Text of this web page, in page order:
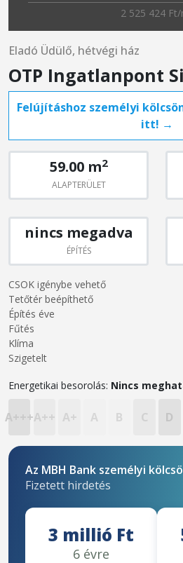
2 525 424
Eladó Üdülő, hétvégi ház
OTP Ingatlanpont
Felújításhoz személyi
itt! →
59.00 m2
ALAPTERÜLET
nincs megadva
ÉPÍTÉS
CSOK igénybe vehető
Tetőtér beépíthető
Építés éve
Fűtés
Klíma
Szigetelt
Energetikai besorolás: Nincs
A+++A++ A+ A B C D
Az MBH Bank személyi
Fizetett hirdetés
3 millió Ft
6 évre